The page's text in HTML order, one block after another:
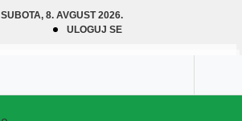
SUBOTA, 8. AVGUST 2026.
ULOGUJ SE